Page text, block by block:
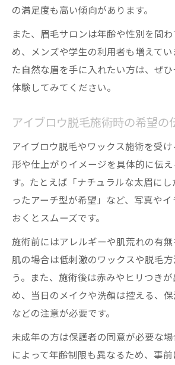
の満足度も高い傾向があります。
また、眉毛サロンは年齢や性別を問
め、メンズや学生の利用者も増えてい
た自然な眉を手に入れたい方は、ぜ
体験してみてください。
アイブロウ脱毛施術時の希望の
アイブロウ脱毛やワックス施術を受
形や仕上がりイメージを具体的に伝
す。たとえば「ナチュラルな太眉に
ったアーチ型が希望」など、写真や
おくとスムーズです。
施術前にはアレルギーや肌荒れの有
肌の場合は低刺激のワックスや脱毛
う。また、施術後は赤みやヒリつき
め、当日のメイクや洗顔は控える、
などの注意が必要です。
未成年の方は保護者の同意が必要な
によって年齢制限も異なるため、事